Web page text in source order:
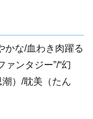
かな/血わき肉躍る
ァンタジー”/“幻
潮）/耽美（たん